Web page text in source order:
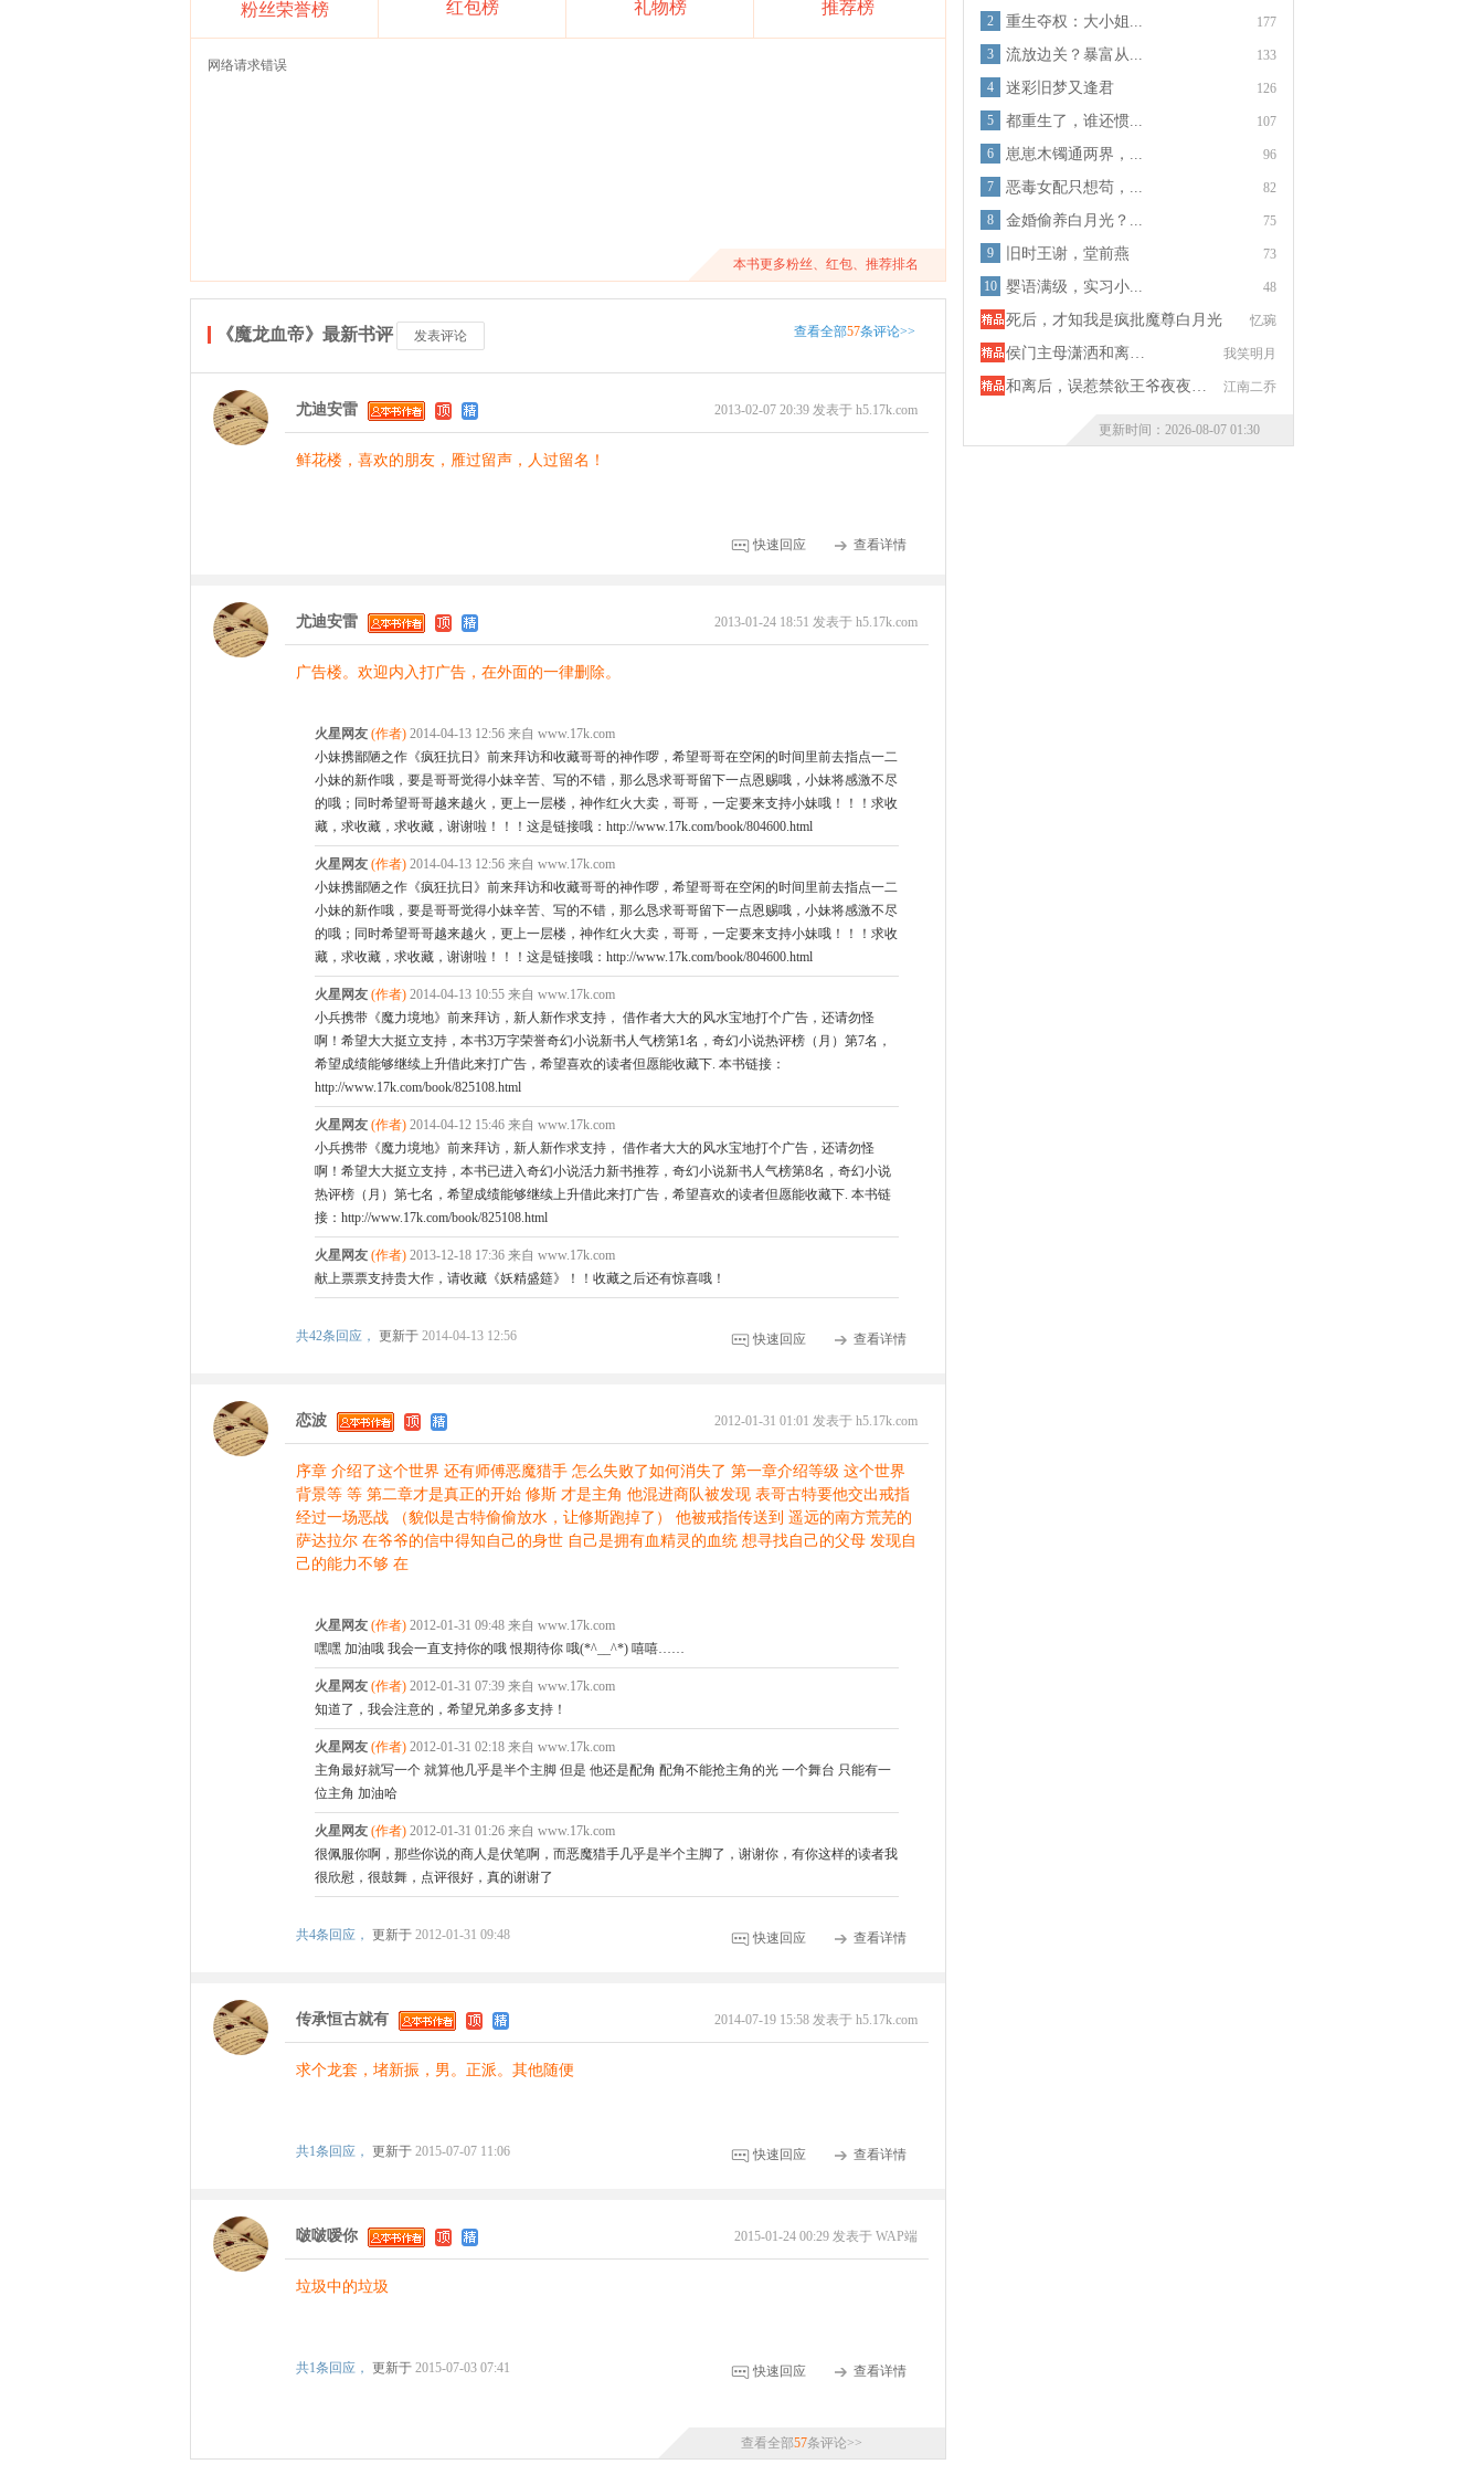
粉丝荣誉榜 红包榜 礼物榜 推荐榜
网络请求错误
本书更多粉丝、红包、推荐排名
查看全部57条评论>>
《魔龙血帝》最新书评 发表评论
2013-02-07 20:39 发表于 h5.17k.com
尤迪安雷
鲜花楼，喜欢的朋友，雁过留声，人过留名！
快速回应 查看详情
2013-01-24 18:51 发表于 h5.17k.com
尤迪安雷
广告楼。欢迎内入打广告，在外面的一律删除。
火星网友 (作者) 2014-04-13 12:56 来自 www.17k.com
小妹携鄙陋之作《疯狂抗日》前来拜访和收藏哥哥的神作啰，希望哥哥在空闲的时间里前去指点一二
小妹的新作哦，要是哥哥觉得小妹辛苦、写的不错，那么恳求哥哥留下一点恩赐哦，小妹将感激不尽
的哦；同时希望哥哥越来越火，更上一层楼，神作红火大卖，哥哥，一定要来支持小妹哦！！！求收
藏，求收藏，求收藏，谢谢啦！！！这是链接哦：http://www.17k.com/book/804600.html
火星网友 (作者) 2014-04-13 12:56 来自 www.17k.com
小妹携鄙陋之作《疯狂抗日》前来拜访和收藏哥哥的神作啰，希望哥哥在空闲的时间里前去指点一二
小妹的新作哦，要是哥哥觉得小妹辛苦、写的不错，那么恳求哥哥留下一点恩赐哦，小妹将感激不尽
的哦；同时希望哥哥越来越火，更上一层楼，神作红火大卖，哥哥，一定要来支持小妹哦！！！求收
藏，求收藏，求收藏，谢谢啦！！！这是链接哦：http://www.17k.com/book/804600.html
火星网友 (作者) 2014-04-13 10:55 来自 www.17k.com
小兵携带《魔力境地》前来拜访，新人新作求支持， 借作者大大的风水宝地打个广告，还请勿怪
啊！希望大大挺立支持，本书3万字荣誉奇幻小说新书人气榜第1名，奇幻小说热评榜（月）第7名，
希望成绩能够继续上升借此来打广告，希望喜欢的读者但愿能收藏下. 本书链接：
http://www.17k.com/book/825108.html
火星网友 (作者) 2014-04-12 15:46 来自 www.17k.com
小兵携带《魔力境地》前来拜访，新人新作求支持， 借作者大大的风水宝地打个广告，还请勿怪
啊！希望大大挺立支持，本书已进入奇幻小说活力新书推荐，奇幻小说新书人气榜第8名，奇幻小说
热评榜（月）第七名，希望成绩能够继续上升借此来打广告，希望喜欢的读者但愿能收藏下. 本书链
接：http://www.17k.com/book/825108.html
火星网友 (作者) 2013-12-18 17:36 来自 www.17k.com
献上票票支持贵大作，请收藏《妖精盛筵》！！收藏之后还有惊喜哦！
快速回应 查看详情
共42条回应， 更新于 2014-04-13 12:56
2012-01-31 01:01 发表于 h5.17k.com
恋波
序章 介绍了这个世界 还有师傅恶魔猎手 怎么失败了如何消失了 第一章介绍等级 这个世界
背景等 等 第二章才是真正的开始 修斯 才是主角 他混进商队被发现 表哥古特要他交出戒指
经过一场恶战 （貌似是古特偷偷放水，让修斯跑掉了） 他被戒指传送到 遥远的南方荒芜的
萨达拉尔 在爷爷的信中得知自己的身世 自己是拥有血精灵的血统 想寻找自己的父母 发现自
己的能力不够 在
火星网友 (作者) 2012-01-31 09:48 来自 www.17k.com
嘿嘿 加油哦 我会一直支持你的哦 恨期待你 哦(*^__^*) 嘻嘻……
火星网友 (作者) 2012-01-31 07:39 来自 www.17k.com
知道了，我会注意的，希望兄弟多多支持！
火星网友 (作者) 2012-01-31 02:18 来自 www.17k.com
主角最好就写一个 就算他几乎是半个主脚 但是 他还是配角 配角不能抢主角的光 一个舞台 只能有一
位主角 加油哈
火星网友 (作者) 2012-01-31 01:26 来自 www.17k.com
很佩服你啊，那些你说的商人是伏笔啊，而恶魔猎手几乎是半个主脚了，谢谢你，有你这样的读者我
很欣慰，很鼓舞，点评很好，真的谢谢了
快速回应 查看详情
共4条回应， 更新于 2012-01-31 09:48
2014-07-19 15:58 发表于 h5.17k.com
传承恒古就有
求个龙套，堵新振，男。正派。其他随便
快速回应 查看详情
共1条回应， 更新于 2015-07-07 11:06
2015-01-24 00:29 发表于 WAP端
啵啵嗳你
垃圾中的垃圾
快速回应 查看详情
共1条回应， 更新于 2015-07-03 07:41
查看全部57条评论>>
177
2 重生夺权：大小姐...
133
3 流放边关？暴富从...
126
4 迷彩旧梦又逢君
107
5 都重生了，谁还惯...
96
6 崽崽木镯通两界，...
82
7 恶毒女配只想苟，...
75
8 金婚偷养白月光？...
73
9 旧时王谢，堂前燕
48
10 婴语满级，实习小...
忆琬
死后，才知我是疯批魔尊白月光
我笑明月
侯门主母潇洒和离…
江南二乔
和离后，误惹禁欲王爷夜夜…
更新时间：2026-08-07 01:30